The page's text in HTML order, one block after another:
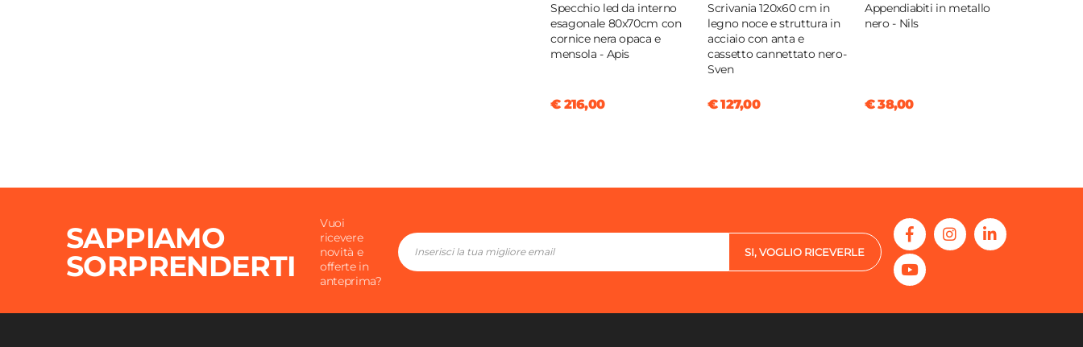
Specchio led da interno
esagonale 80x70cm con
cornice nera opaca e
mensola - Apis
€ 216,00
Scrivania 120x60 cm in
legno noce e struttura in
acciaio con anta e
cassetto cannettato nero-
Sven
€ 127,00
Appendiabiti in metallo
nero - Nils
€ 38,00
SAPPIAMO
SORPRENDERTI
Vuoi
ricevere
novità e
offerte in
anteprima?
SI, VOGLIO RICEVERLE